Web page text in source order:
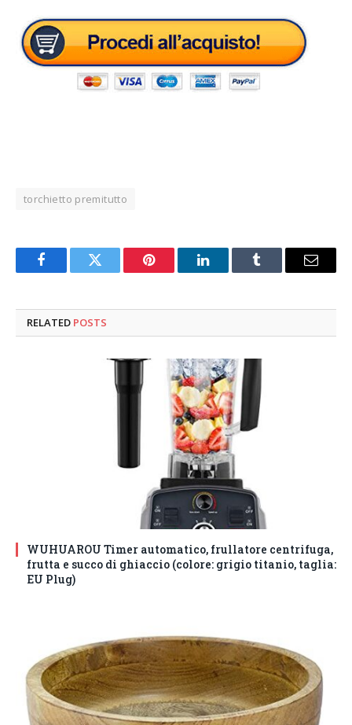
torchietto premitutto
FacebookTwitter Pinterest LinkedInTumblr Email
RELATED POSTS
WUHUAROU Timer automatico, frullatore centrifuga,
frutta e succo di ghiaccio (colore: grigio titanio, taglia:
EU Plug)